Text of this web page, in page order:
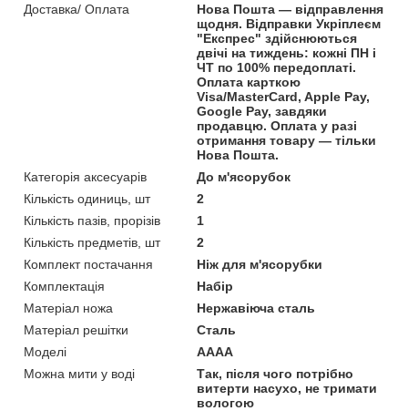
Доставка/ Оплата
Нова Пошта — відправлення
щодня. Відправки Укріплеєм
"Експрес" здійснюються
двічі на тиждень: кожні ПН і
ЧТ по 100% передоплаті.
Оплата карткою
Visa/MasterCard, Apple Pay,
Google Pay, завдяки
продавцю. Оплата у разі
отримання товару — тільки
Нова Пошта.
Категорія аксесуарів
До м'ясорубок
Кількість одиниць, шт
2
Кількість пазів, прорізів
1
Кількість предметів, шт
2
Комплект постачання
Ніж для м'ясорубки
Комплектація
Набір
Матеріал ножа
Нержавіюча сталь
Матеріал решітки
Сталь
Моделі
AAAA
Можна мити у воді
Так, після чого потрібно
витерти насухо, не тримати
вологою